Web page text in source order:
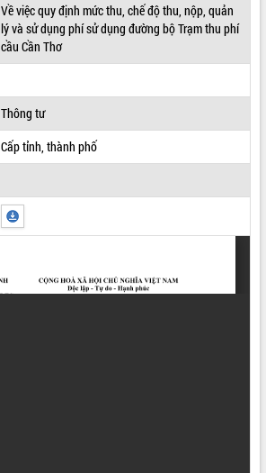
Về việc quy định mức thu, chế độ thu, nộp, quản
lý và sử dụng phí sử dụng đường bộ Trạm thu phí
cầu Cần Thơ
Thông tư
Cấp tỉnh, thành phố